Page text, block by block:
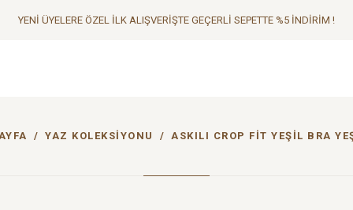
YENİ ÜYELERE ÖZEL İLK ALIŞVERİŞTE GEÇERLİ SEPETTE %5 İNDİRİM !
YAZ KOLEKSIYONU ASKILI CROP FIT YEŞIL BRA